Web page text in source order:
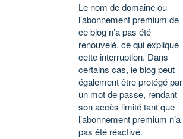
Le nom de domaine ou
l’abonnement premium de
ce blog n’a pas été
renouvelé, ce qui explique
cette interruption. Dans
certains cas, le blog peut
également être protégé par
un mot de passe, rendant
son accès limité tant que
l’abonnement premium n’a
pas été réactivé.